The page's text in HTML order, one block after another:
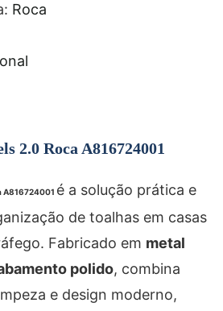
Roca
2.0 Roca A816724001
A816724001 é a solução prática e
de toalhas em casas
Fabricado em metal
polido, combina
e design moderno,